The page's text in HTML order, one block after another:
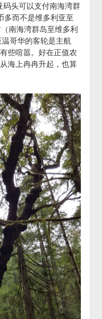
头可以支付南海湾群
多而不是维多利亚至
南海湾群岛至维多利
哥华的客轮是主航
些喧嚣。好在正值农
海上冉冉升起，也算